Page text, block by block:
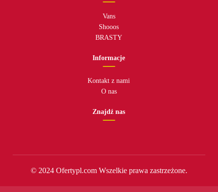
Vans
Shooos
BRASTY
Informacje
Kontakt z nami
O nas
Znajdź nas
© 2024 Ofertypl.com Wszelkie prawa zastrzeżone.